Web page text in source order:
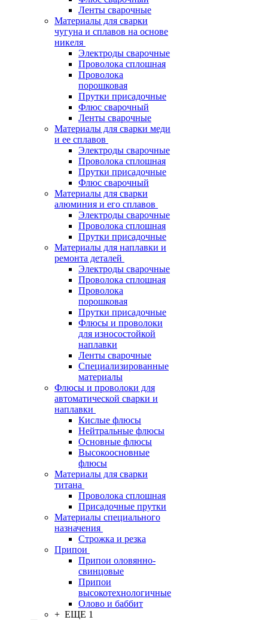
Ленты сварочные
Материалы для сварки
чугуна и сплавов на основе
никеля
Электроды сварочные
Проволока сплошная
Проволока
порошковая
Прутки присадочные
Флюс сварочный
Ленты сварочные
Материалы для сварки меди
и ее сплавов
Электроды сварочные
Проволока сплошная
Прутки присадочные
Флюс сварочный
Материалы для сварки
алюминия и его сплавов
Электроды сварочные
Проволока сплошная
Прутки присадочные
Материалы для наплавки и
ремонта деталей
Электроды сварочные
Проволока сплошная
Проволока
порошковая
Прутки присадочные
Флюсы и проволоки
для износостойкой
наплавки
Ленты сварочные
Специализированные
материалы
Флюсы и проволоки для
автоматической сварки и
наплавки
Кислые флюсы
Нейтральные флюсы
Основные флюсы
Высокоосновные
флюсы
Материалы для сварки
титана
Проволока сплошная
Присадочные прутки
Материалы специального
назначения
Строжка и резка
Припои
Припои оловянно-
свинцовые
Припои
высокотехнологичные
Олово и баббит
+ ЕЩЕ 1